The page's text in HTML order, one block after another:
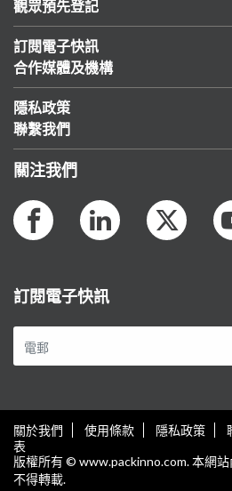
觀眾預先登記
訂閱電子快訊
合作媒體及機構
隱私政策
聯繫我們
關注我們
訂閱電子快訊
關於我們 使用條款 隱私政策
表
版權所有 © www.packinno.com. 本網
不得轉載.